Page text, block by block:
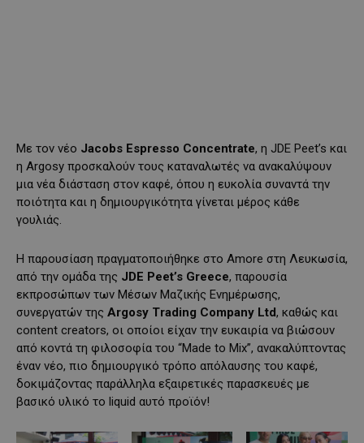
Με τον νέο Jacobs Espresso Concentrate, η JDE Peet’s και
η Argosy προσκαλούν τους καταναλωτές να ανακαλύψουν
μια νέα διάσταση στον καφέ, όπου η ευκολία συναντά την
ποιότητα και η δημιουργικότητα γίνεται μέρος κάθε
γουλιάς.
Η παρουσίαση πραγματοποιήθηκε στο Amore στη Λευκωσία,
από την ομάδα της JDE Peet’s Greece, παρουσία
εκπροσώπων των Μέσων Μαζικής Ενημέρωσης,
συνεργατών της Argosy Trading Company Ltd, καθώς και
content creators, οι οποίοι είχαν την ευκαιρία να βιώσουν
από κοντά τη φιλοσοφία του “Made to Mix”, ανακαλύπτοντας
έναν νέο, πιο δημιουργικό τρόπο απόλαυσης του καφέ,
δοκιμάζοντας παράλληλα εξαιρετικές παρασκευές με
βασικό υλικό το liquid αυτό προϊόν!